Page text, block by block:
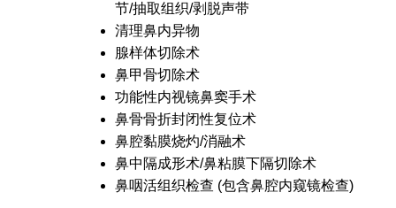
节/抽取组织/剥脱声带
清理鼻内异物
腺样体切除术
鼻甲骨切除术
功能性内视镜鼻窦手术
鼻骨骨折封闭性复位术
鼻腔黏膜烧灼/消融术
鼻中隔成形术/鼻粘膜下隔切除术
鼻咽活组织检查 (包含鼻腔内窥镜检查)